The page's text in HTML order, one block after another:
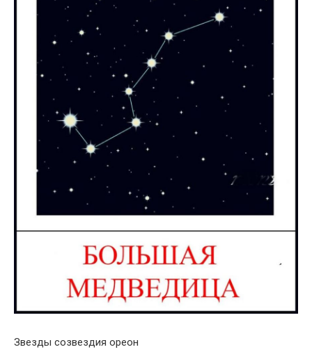
Звезды созвездия ореон